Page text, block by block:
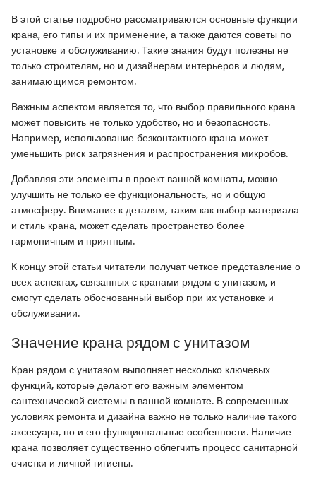
В этой статье подробно рассматриваются основные функции
крана, его типы и их применение, а также даются советы по
установке и обслуживанию. Такие знания будут полезны не
только строителям, но и дизайнерам интерьеров и людям,
занимающимся ремонтом.
Важным аспектом является то, что выбор правильного крана
может повысить не только удобство, но и безопасность.
Например, использование безконтактного крана может
уменьшить риск загрязнения и распространения микробов.
Добавляя эти элементы в проект ванной комнаты, можно
улучшить не только ее функциональность, но и общую
атмосферу. Внимание к деталям, таким как выбор материала
и стиль крана, может сделать пространство более
гармоничным и приятным.
К концу этой статьи читатели получат четкое представление о
всех аспектах, связанных с кранами рядом с унитазом, и
смогут сделать обоснованный выбор при их установке и
обслуживании.
Значение крана рядом с унитазом
Кран рядом с унитазом выполняет несколько ключевых
функций, которые делают его важным элементом
сантехнической системы в ванной комнате. В современных
условиях ремонта и дизайна важно не только наличие такого
аксесуара, но и его функциональные особенности. Наличие
крана позволяет существенно облегчить процесс санитарной
очистки и личной гигиены.